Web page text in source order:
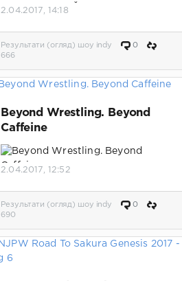
ультаты матчей.
2.04.2017, 14:18
Результати (огляд) шоу indy
0
666
Beyond Wrestling. Beyond
Caffeine
добавлено видео.
2.04.2017, 12:52
Результати (огляд) шоу indy
0
690